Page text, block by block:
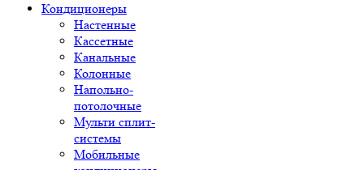
Кондиционеры
Настенные
Кассетные
Канальные
Колонные
Напольно-
потолочные
Мульти сплит-
системы
Мобильные